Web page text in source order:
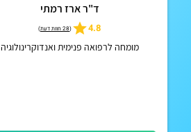
ד"ר ארז רמתי
4.8
(28 חוות דעת )
מומחה לרפואה פנימית ואנדוקרינולוגיה